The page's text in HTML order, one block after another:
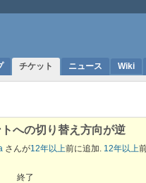
チケット ニュース Wiki
への切り替え方向が逆
さんが12年以上前に追加. 12年以上
終了